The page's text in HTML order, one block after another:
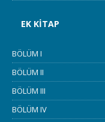
EK KITAP
BÖLÜM I
BÖLÜM II
BÖLÜM III
BÖLÜM IV